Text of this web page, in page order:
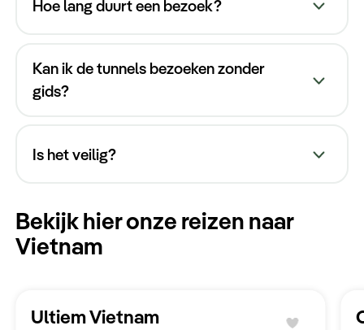
Hoe lang duurt een bezoek?
Kan ik de tunnels bezoeken zonder
gids?
Is het veilig?
Bekijk hier onze reizen naar
Vietnam
Ultiem Vietnam